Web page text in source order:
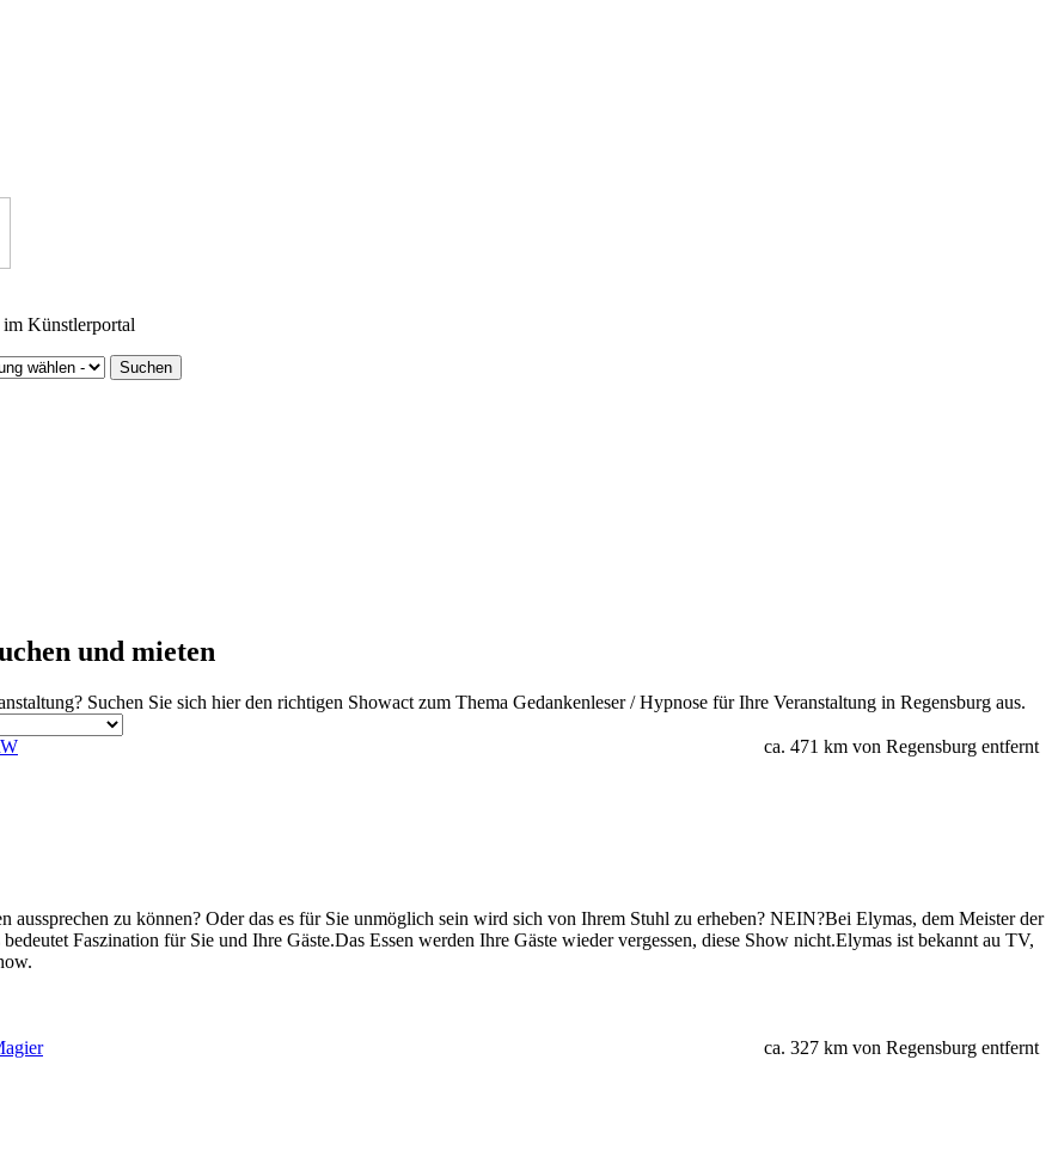
Künstlerportal
und mieten
Suchen Sie sich hier den richtigen Showact zum Thema Gedankenleser / Hypnose für Ihre Veranstaltung in Regensburg aus.
ca. 471 km von Regensburg entfernt
aussprechen zu können? Oder das es für Sie unmöglich sein wird sich von Ihrem Stuhl zu erheben? NEIN?Bei Elymas, dem Meister der
Faszination für Sie und Ihre Gäste.Das Essen werden Ihre Gäste wieder vergessen, diese Show nicht.Elymas ist bekannt au TV,
ca. 327 km von Regensburg entfernt